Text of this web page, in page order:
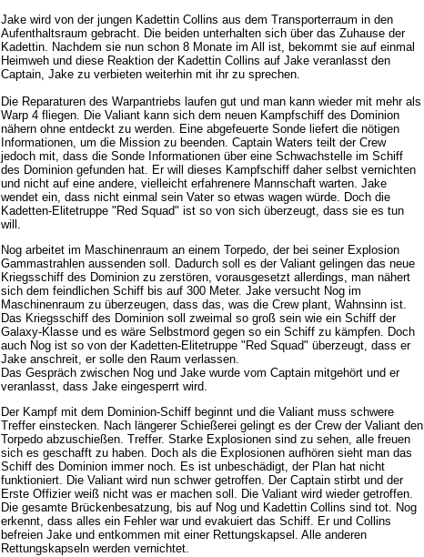
Jake wird von der jungen Kadettin Collins aus dem Transporterraum in den
Aufenthaltsraum gebracht. Die beiden unterhalten sich über das Zuhause der
Kadettin. Nachdem sie nun schon 8 Monate im All ist, bekommt sie auf einmal
Heimweh und diese Reaktion der Kadettin Collins auf Jake veranlasst den
Captain, Jake zu verbieten weiterhin mit ihr zu sprechen.
Die Reparaturen des Warpantriebs laufen gut und man kann wieder mit mehr als
Warp 4 fliegen. Die Valiant kann sich dem neuen Kampfschiff des Dominion
nähern ohne entdeckt zu werden. Eine abgefeuerte Sonde liefert die nötigen
Informationen, um die Mission zu beenden. Captain Waters teilt der Crew
jedoch mit, dass die Sonde Informationen über eine Schwachstelle im Schiff
des Dominion gefunden hat. Er will dieses Kampfschiff daher selbst vernichten
und nicht auf eine andere, vielleicht erfahrenere Mannschaft warten. Jake
wendet ein, dass nicht einmal sein Vater so etwas wagen würde. Doch die
Kadetten-Elitetruppe "Red Squad" ist so von sich überzeugt, dass sie es tun
will.
Nog arbeitet im Maschinenraum an einem Torpedo, der bei seiner Explosion
Gammastrahlen aussenden soll. Dadurch soll es der Valiant gelingen das neue
Kriegsschiff des Dominion zu zerstören, vorausgesetzt allerdings, man nähert
sich dem feindlichen Schiff bis auf 300 Meter. Jake versucht Nog im
Maschinenraum zu überzeugen, dass das, was die Crew plant, Wahnsinn ist.
Das Kriegsschiff des Dominion soll zweimal so groß sein wie ein Schiff der
Galaxy-Klasse und es wäre Selbstmord gegen so ein Schiff zu kämpfen. Doch
auch Nog ist so von der Kadetten-Elitetruppe "Red Squad" überzeugt, dass er
Jake anschreit, er solle den Raum verlassen.
Das Gespräch zwischen Nog und Jake wurde vom Captain mitgehört und er
veranlasst, dass Jake eingesperrt wird.
Der Kampf mit dem Dominion-Schiff beginnt und die Valiant muss schwere
Treffer einstecken. Nach längerer Schießerei gelingt es der Crew der Valiant den
Torpedo abzuschießen. Treffer. Starke Explosionen sind zu sehen, alle freuen
sich es geschafft zu haben. Doch als die Explosionen aufhören sieht man das
Schiff des Dominion immer noch. Es ist unbeschädigt, der Plan hat nicht
funktioniert. Die Valiant wird nun schwer getroffen. Der Captain stirbt und der
Erste Offizier weiß nicht was er machen soll. Die Valiant wird wieder getroffen.
Die gesamte Brückenbesatzung, bis auf Nog und Kadettin Collins sind tot. Nog
erkennt, dass alles ein Fehler war und evakuiert das Schiff. Er und Collins
befreien Jake und entkommen mit einer Rettungskapsel. Alle anderen
Rettungskapseln werden vernichtet.